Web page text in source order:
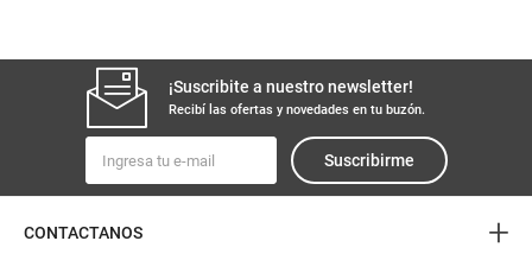
¡Suscribite a nuestro newsletter!
Recibí las ofertas y novedades en tu buzón.
Suscribirme
CONTACTANOS +